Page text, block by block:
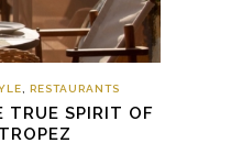
, RESTAURANTS
TRUE SPIRIT OF